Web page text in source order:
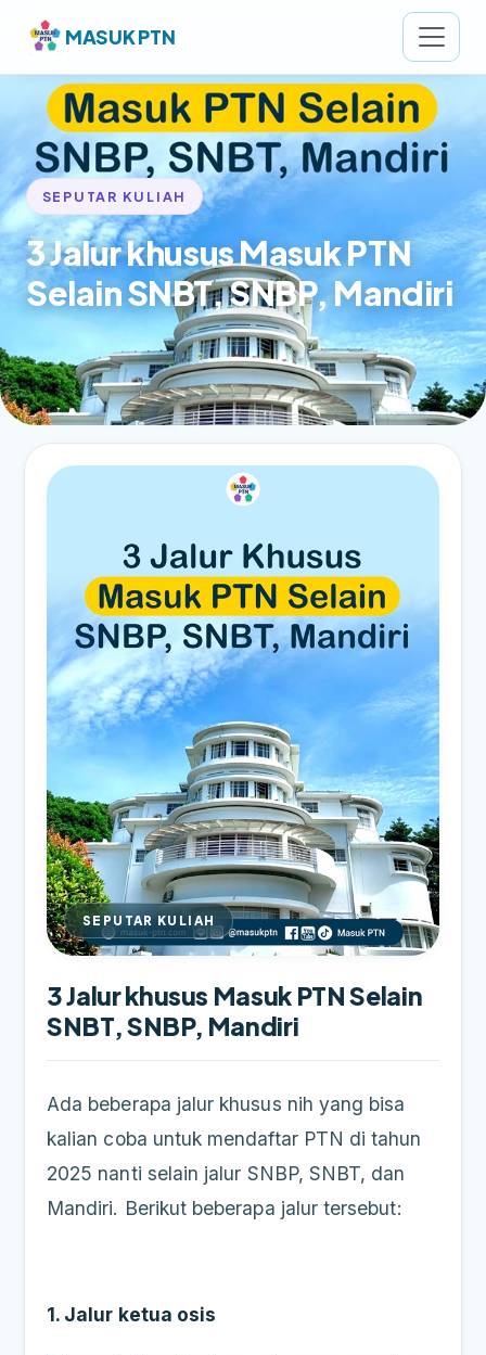
MASUK PTN
SEPUTAR KULIAH
3 Jalur khusus Masuk PTN
Selain SNBT, SNBP, Mandiri
SEPUTAR KULIAH
3 Jalur khusus Masuk PTN Selain
SNBT, SNBP, Mandiri
Ada beberapa jalur khusus nih yang bisa
kalian coba untuk mendaftar PTN di tahun
2025 nanti selain jalur SNBP, SNBT, dan
Mandiri. Berikut beberapa jalur tersebut:
1. Jalur ketua osis